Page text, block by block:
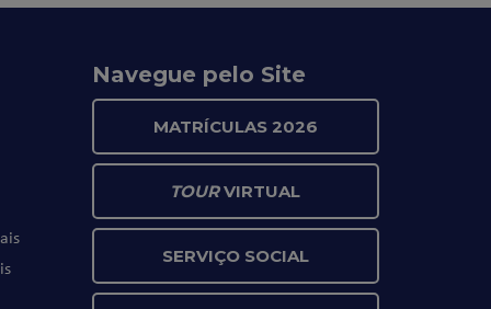
Navegue pelo Site
MATRÍCULAS 2026
TOURVIRTUAL
SERVIÇO SOCIAL